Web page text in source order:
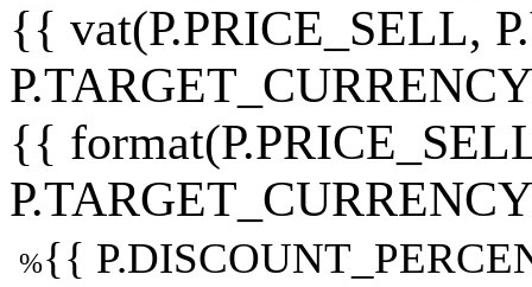
{{ vat(P.PRICE_SELL,
{{
%{{